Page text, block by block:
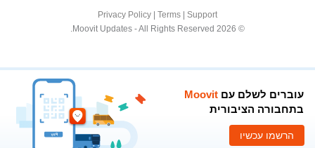
עוברים לשלם עם Moovit
בתחבורה הציבורית
הרשמו עכשיו
Privacy Policy Terms
Support
© 2026 Moovit Updates - All Rights Reserved.